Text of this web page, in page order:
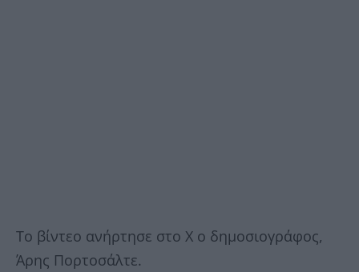
Το βίντεο ανήρτησε στο Χ ο δημοσιογράφος,
Άρης Πορτοσάλτε.